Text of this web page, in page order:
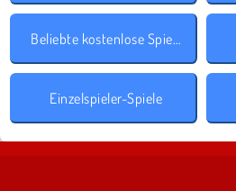
Beliebte kostenlose Spiele
Einzelspieler-Spiele